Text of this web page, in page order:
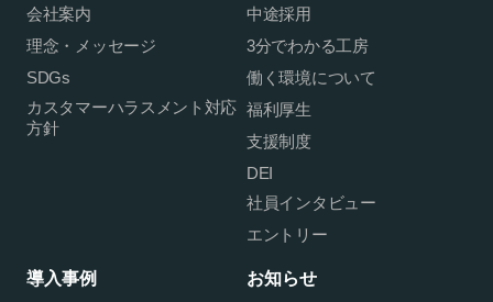
会社案内
理念・メッセージ
SDGs
カスタマーハラスメント対応
方針
中途採用
3分でわかる工房
働く環境について
福利厚生
支援制度
DEI
社員インタビュー
エントリー
導入事例 お知らせ